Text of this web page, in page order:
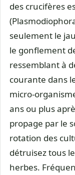
des crucifères
seulement le
le gonflement
ressemblant à
courante dans
micro-
ans ou plus
propage par le
rotation des
détruisez tous
herbes.